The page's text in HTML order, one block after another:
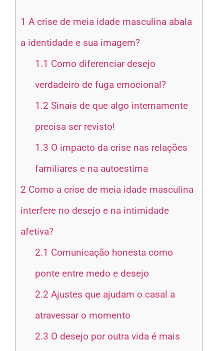
1 A crise de meia idade masculina abala
a identidade e sua imagem?
1.1 Como diferenciar desejo
verdadeiro de fuga emocional?
1.2 Sinais de que algo internamente
precisa ser revisto!
1.3 O impacto da crise nas relações
familiares e na autoestima
2 Como a crise de meia idade masculina
interfere no desejo e na intimidade
afetiva?
2.1 Comunicação honesta como
ponte entre medo e desejo
2.2 Ajustes que ajudam o casal a
atravessar o momento
2.3 O desejo por outra vida é mais